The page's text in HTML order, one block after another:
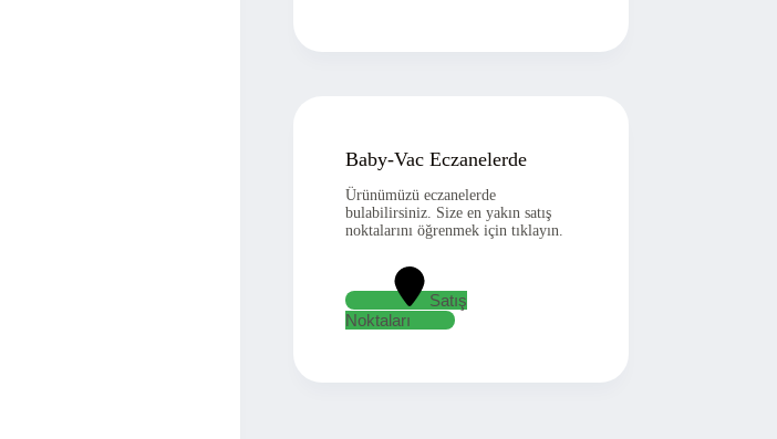
Baby-Vac Eczanelerde
Ürünümüzü eczanelerde
bulabilirsiniz. Size en yakın satış
noktalarını öğrenmek için tıklayın.
Satış
Noktaları